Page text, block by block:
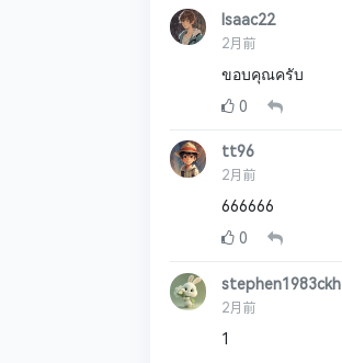
Isaac22
2月前
ขอบคุณครับ
0
tt96
2月前
666666
0
stephen1983ckh
2月前
1